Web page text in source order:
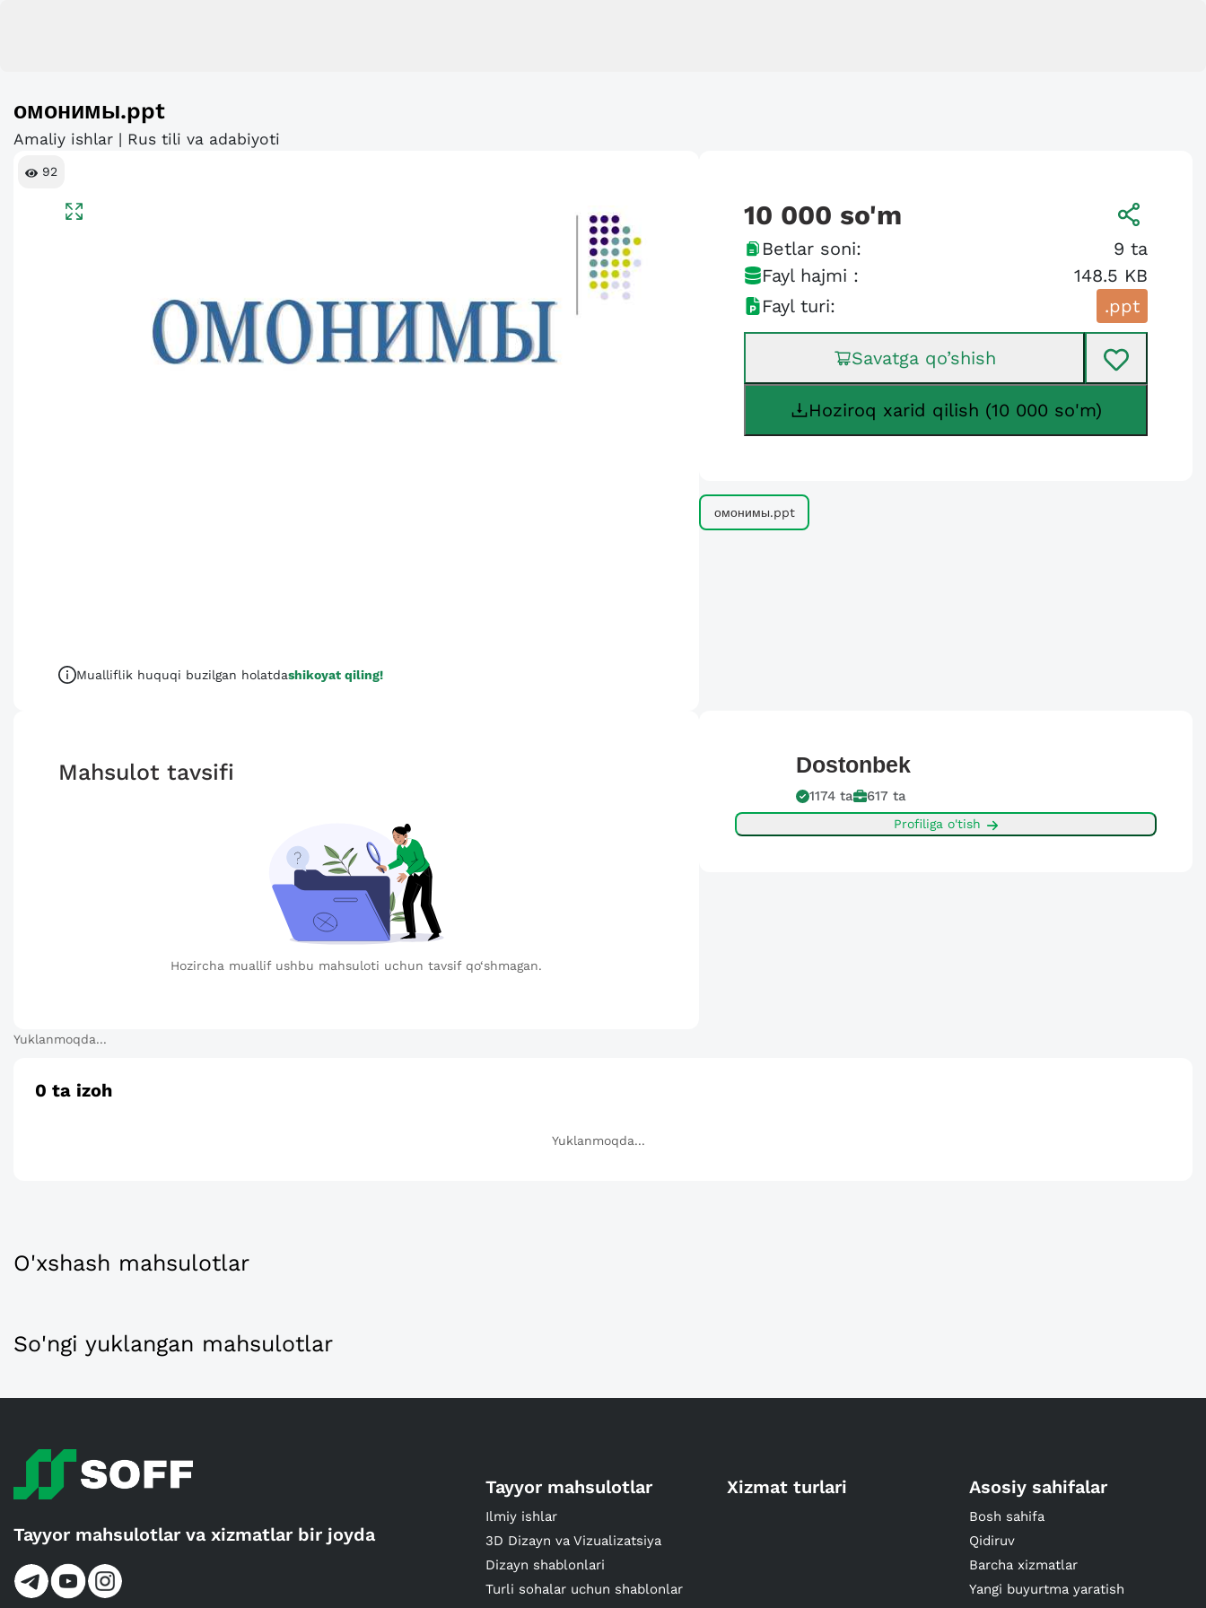
омонимы.ppt
Amaliy ishlar | Rus tili va adabiyoti
92
Mualliflik huquqi buzilgan holatdashikoyat qiling!
10 000 so'm
Betlar soni: 9 ta
Fayl hajmi :
148.5 KB
Fayl turi:
.ppt
Savatga qo’shish
Hoziroq xarid qilish (10 000 so'm)
омонимы.ppt
Mahsulot tavsifi
Hozircha muallif ushbu mahsuloti uchun tavsif qo‘shmagan.
Dostonbek
1174 ta 617 ta
Profiliga o'tish
Yuklanmoqda...
0 ta izoh
Yuklanmoqda...
O'xshash mahsulotlar
So'ngi yuklangan mahsulotlar
Tayyor mahsulotlar va xizmatlar bir joyda
Tayyor mahsulotlar
Ilmiy ishlar
3D Dizayn va Vizualizatsiya
Dizayn shablonlari
Turli sohalar uchun shablonlar
Xizmat turlari Asosiy sahifalar
Bosh sahifa
Qidiruv
Barcha xizmatlar
Yangi buyurtma yaratish